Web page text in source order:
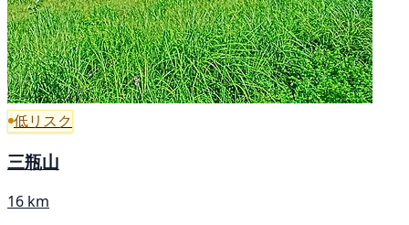
低リスク
三瓶山
16 km